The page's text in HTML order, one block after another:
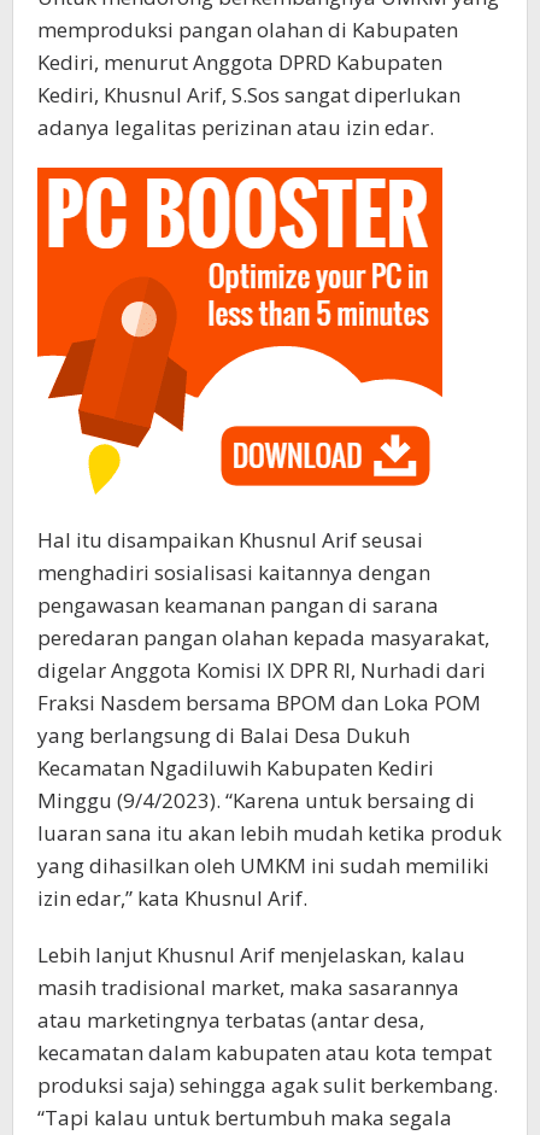
memproduksi pangan olahan di Kabupaten
Kediri, menurut Anggota DPRD Kabupaten
Kediri, Khusnul Arif, S.Sos sangat diperlukan
adanya legalitas perizinan atau izin edar.
Hal itu disampaikan Khusnul Arif seusai
menghadiri sosialisasi kaitannya dengan
pengawasan keamanan pangan di sarana
peredaran pangan olahan kepada masyarakat,
digelar Anggota Komisi IX DPR RI, Nurhadi dari
Fraksi Nasdem bersama BPOM dan Loka POM
yang berlangsung di Balai Desa Dukuh
Kecamatan Ngadiluwih Kabupaten Kediri
Minggu (9/4/2023). “Karena untuk bersaing di
luaran sana itu akan lebih mudah ketika produk
yang dihasilkan oleh UMKM ini sudah memiliki
izin edar,” kata Khusnul Arif.
Lebih lanjut Khusnul Arif menjelaskan, kalau
masih tradisional market, maka sasarannya
atau marketingnya terbatas (antar desa,
kecamatan dalam kabupaten atau kota tempat
produksi saja) sehingga agak sulit berkembang.
“Tapi kalau untuk bertumbuh maka segala